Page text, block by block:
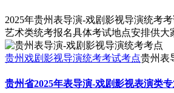
2025年贵州表导演-戏剧影视导演统考
艺术类统考报名具体考试地点安排供大
贵州戏剧影视导演统考考试考点贵州表
贵州省2025年表导演-戏剧影视表演类